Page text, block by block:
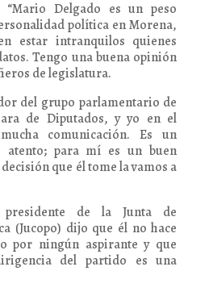
“Mario Delgado es un peso
política en Morena,
estar intranquilos quienes
Tengo una buena opinión
de legislatura.
del grupo parlamentario de
de Diputados, y yo en el
comunicación. Es un
atento; para mí es un buen
que él tome la vamos a
de la Junta de
(Jucopo) dijo que él no hace
por ningún aspirante y que
del partido es una